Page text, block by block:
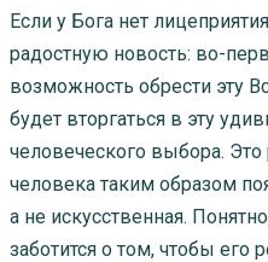
Если у Бога нет
радостную новость: во-
возможность обрести эту
будет вторгаться в эту
человеческого выбора. Это
человека таким образом
а не искусственная.
заботится о том, чтобы